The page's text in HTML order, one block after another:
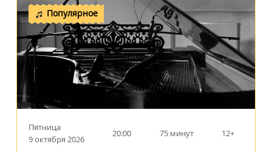
Популярное
Пятница
9 октября 2026
20:00 75 минут 12+